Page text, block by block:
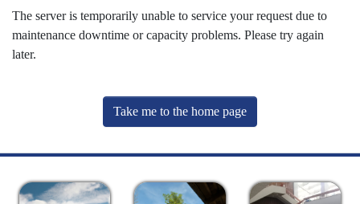
The server is temporarily unable to service your request due to
maintenance downtime or capacity problems. Please try again
later.
Take me to the home page